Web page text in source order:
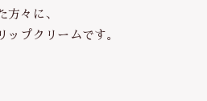
方々に、
プクリームです。